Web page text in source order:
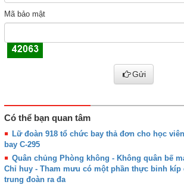
Mã bảo mật
Gửi
Có thể bạn quan tâm
Lữ đoàn 918 tổ chức bay thả đơn cho học
bay C-295
Quân chủng Phòng không - Không quân bế
Chỉ huy - Tham mưu có một phần thực binh
trung đoàn ra đa